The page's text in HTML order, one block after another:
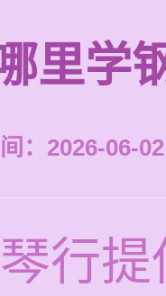
里学
：2026-06-
行